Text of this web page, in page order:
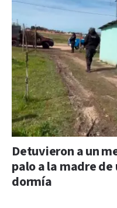
Detuvieron a un
palo a la madre
dormía